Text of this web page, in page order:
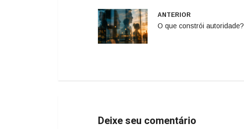
ANTERIOR
O que constrói autoridade?
Deixe seu comentário